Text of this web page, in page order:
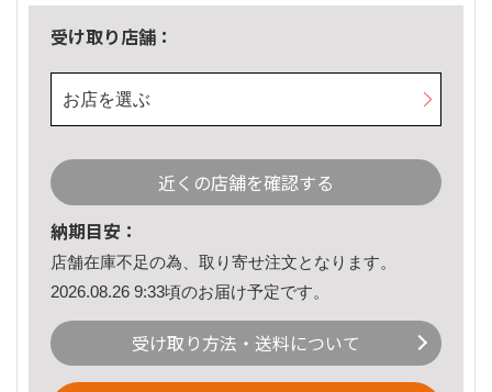
受け取り店舗：
お店を選ぶ
近くの店舗を確認する
納期目安：
店舗在庫不足の為、取り寄せ注文となります。
2026.08.26 9:33頃のお届け予定です。
受け取り方法・送料について